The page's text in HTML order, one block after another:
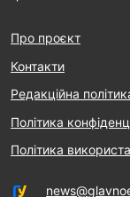
Про проєкт
Контакти
Редакційна
Політика
Політика